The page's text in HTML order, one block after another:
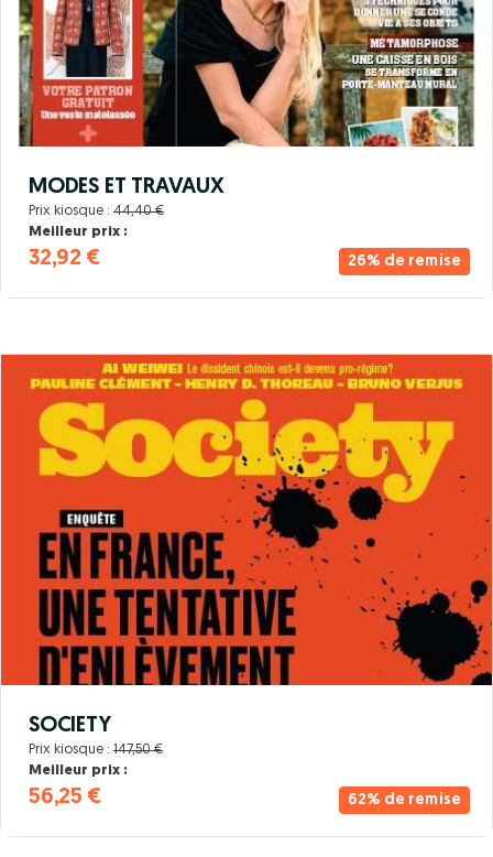
26% de remise
MODES ET TRAVAUX
Prix kiosque : 44,40 €
Meilleur prix :
32,92 €
62% de remise
SOCIETY
Prix kiosque : 147,50 €
Meilleur prix :
56,25 €